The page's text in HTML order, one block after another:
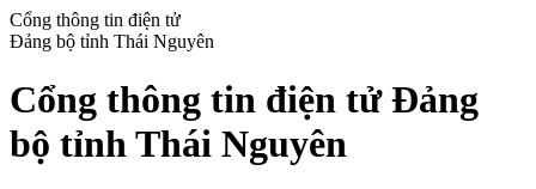
Cổng thông tin điện tử
Đảng bộ tỉnh Thái Nguyên
Cổng thông tin điện tử Đảng
bộ tỉnh Thái Nguyên